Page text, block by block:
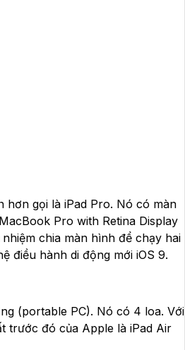
hơn gọi là iPad Pro. Nó có màn
Pro with Retina Display
chia màn hình để chạy hai
điều hành di động mới iOS 9.
(portable PC). Nó có 4 loa. Với
trước đó của Apple là iPad Air